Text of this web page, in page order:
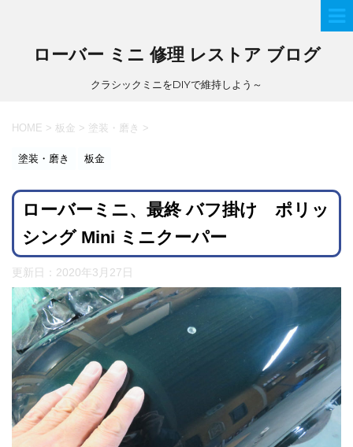
ローバー ミニ 修理 レストア ブログ
クラシックミニをDIYで維持しよう～
HOME > 板金 > 塗装・磨き >
塗装・磨き 板金
ローバーミニ、最終 バフ掛け ポリッ
シング Mini ミニクーパー
更新日： 2020年3月27日